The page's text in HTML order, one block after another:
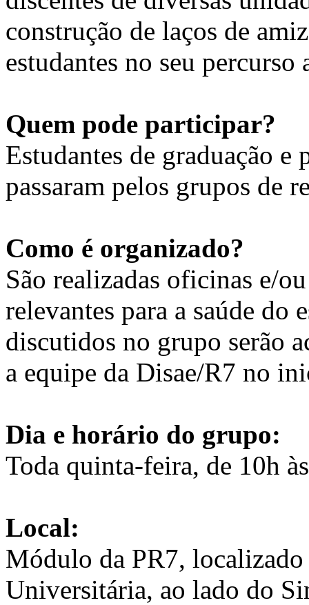
construção de laços de
estudantes no seu percurso
Quem pode participar?
Estudantes de graduação e
passaram pelos grupos de
Como é organizado?
São realizadas oficinas e/
relevantes para a saúde do
discutidos no grupo serão
a equipe da Disae/R7 no
Dia e horário do grupo:
Toda quinta-feira, de 10h
Local:
Módulo da PR7, localizado
Universitária, ao lado do